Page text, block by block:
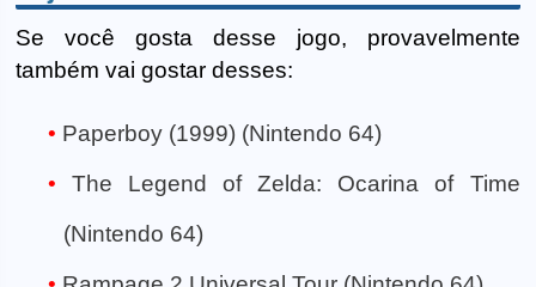
Se você gosta desse jogo, provavelmente
também vai gostar desses:
Paperboy (1999) (Nintendo 64)
The Legend of Zelda: Ocarina of Time
(Nintendo 64)